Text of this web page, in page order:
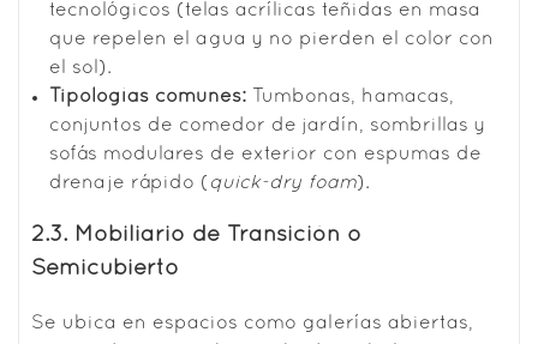
tecnológicos (telas acrílicas teñidas en masa
que repelen el agua y no pierden el color con
el sol).
Tipologías comunes: Tumbonas, hamacas,
conjuntos de comedor de jardín, sombrillas y
sofás modulares de exterior con espumas de
drenaje rápido ( quick-dry foam).
2.3. Mobiliario de Transición o
Semicubierto
Se ubica en espacios como galerías abiertas,